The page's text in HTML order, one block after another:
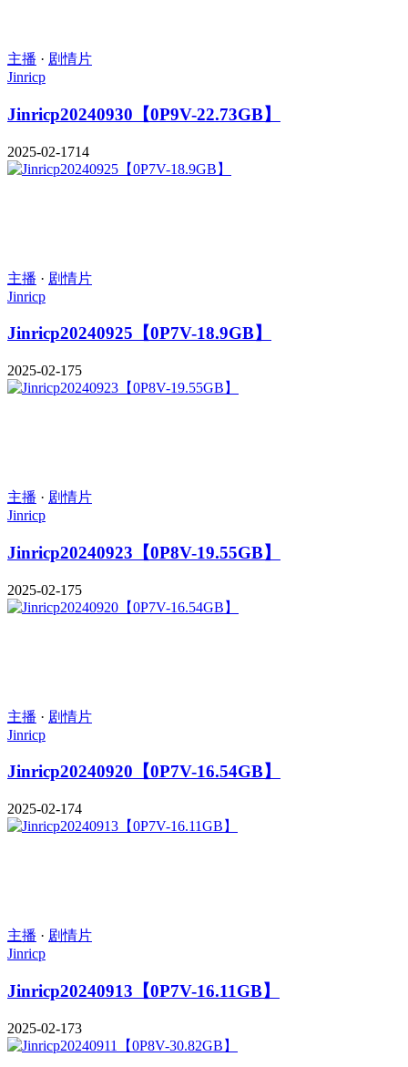
主播 · 剧情片
Jinricp
Jinricp20240930【0P9V-22.73GB】
2025-02-1714
主播 · 剧情片
Jinricp
Jinricp20240925【0P7V-18.9GB】
2025-02-175
主播 · 剧情片
Jinricp
Jinricp20240923【0P8V-19.55GB】
2025-02-175
主播 · 剧情片
Jinricp
Jinricp20240920【0P7V-16.54GB】
2025-02-174
主播 · 剧情片
Jinricp
Jinricp20240913【0P7V-16.11GB】
2025-02-173